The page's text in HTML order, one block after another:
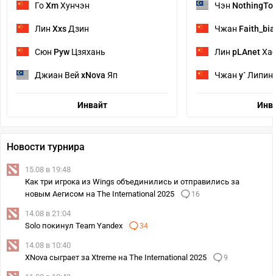
ГоXmХунчэн
Лин Xxs Дзин
Сюн Pyw Цзяхань
Джиан Вей xNova Яп
Инвайт
Чэн
Чжан
Лин pLAnet
Чжан y` Липин
Новости турнира
15.08 в 19:48
Как три игрока из Wings объединились и отправились за
новым Аегисом на The International 2025
16
14.08 в 21:04
Solo покинул Team Yandex
34
14.08 в 10:40
XNova сыграет за Xtreme на The International 2025
9